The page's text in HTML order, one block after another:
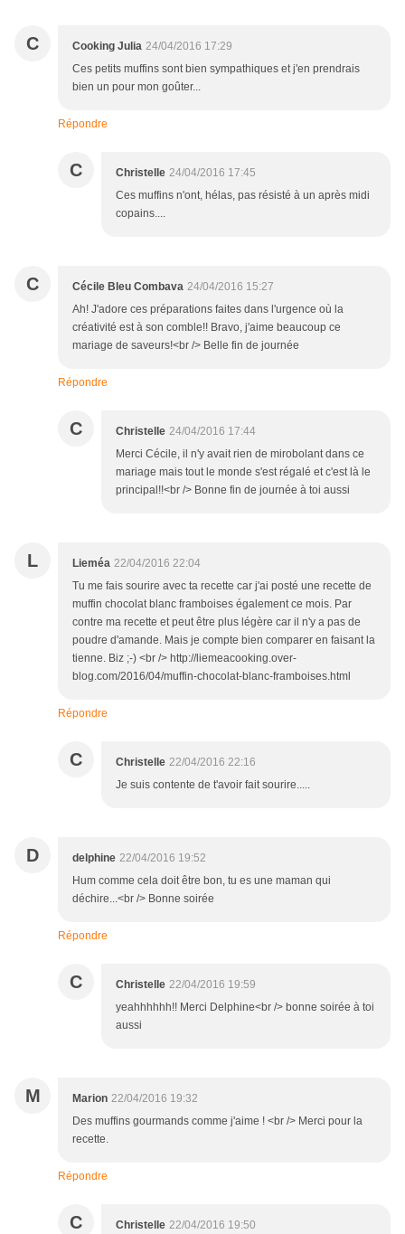
C Cooking Julia 24/04/2016 17:29
Ces petits muffins sont bien sympathiques et j'en prendrais
bien un pour mon goûter...
Répondre
C Christelle 24/04/2016 17:45
Ces muffins n'ont, hélas, pas résisté à un après midi
copains....
C Cécile Bleu Combava 24/04/2016 15:27
Ah! J'adore ces préparations faites dans l'urgence où la
créativité est à son comble!! Bravo, j'aime beaucoup ce
mariage de saveurs!<br /> Belle fin de journée
Répondre
C Christelle 24/04/2016 17:44
Merci Cécile, il n'y avait rien de mirobolant dans ce
mariage mais tout le monde s'est régalé et c'est là le
principal!!<br /> Bonne fin de journée à toi aussi
L Lieméa 22/04/2016 22:04
Tu me fais sourire avec ta recette car j'ai posté une recette de
muffin chocolat blanc framboises également ce mois. Par
contre ma recette et peut être plus légère car il n'y a pas de
poudre d'amande. Mais je compte bien comparer en faisant la
tienne. Biz ;-) <br /> http://liemeacooking.over-
blog.com/2016/04/muffin-chocolat-blanc-framboises.html
Répondre
C Christelle 22/04/2016 22:16
Je suis contente de t'avoir fait sourire.....
D delphine 22/04/2016 19:52
Hum comme cela doit être bon, tu es une maman qui
déchire...<br /> Bonne soirée
Répondre
C Christelle 22/04/2016 19:59
yeahhhhhh!! Merci Delphine<br /> bonne soirée à toi
aussi
M Marion 22/04/2016 19:32
Des muffins gourmands comme j'aime ! <br /> Merci pour la
recette.
Répondre
C Christelle 22/04/2016 19:50